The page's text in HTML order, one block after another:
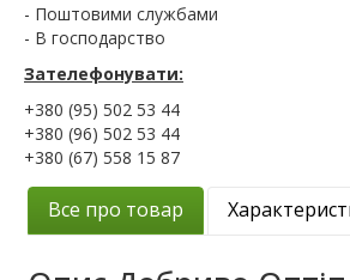
- Поштовими службами
- В господарство
Зателефонувати:
+380 (95) 502 53 44
+380 (96) 502 53 44
+380 (67) 558 15 87
Все про товар